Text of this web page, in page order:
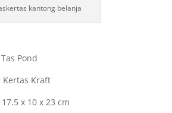
kantong belanja
Pond
Kraft
x 10 x 23 cm